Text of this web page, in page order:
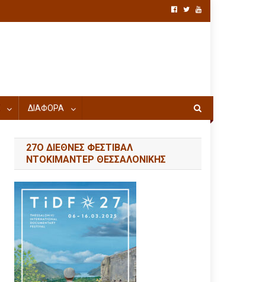
ΔΙΑΦΟΡΑ
27Ο ΔΙΕΘΝΕΣ ΦΕΣΤΙΒΑΛ
ΝΤΟΚΙΜΑΝΤΕΡ ΘΕΣΣΑΛΟΝΙΚΗΣ